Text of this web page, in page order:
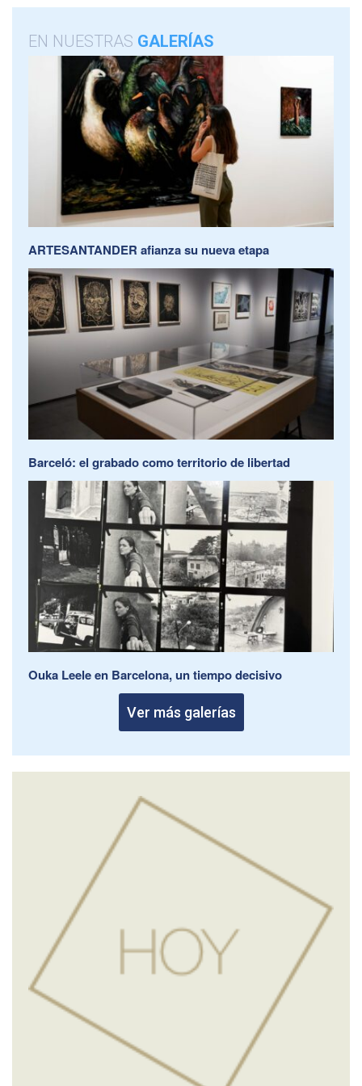
EN NUESTRAS GALERÍAS
ARTESANTANDER afianza su nueva etapa
Barceló: el grabado como territorio de libertad
Ouka Leele en Barcelona, un tiempo decisivo
Ver más galerías